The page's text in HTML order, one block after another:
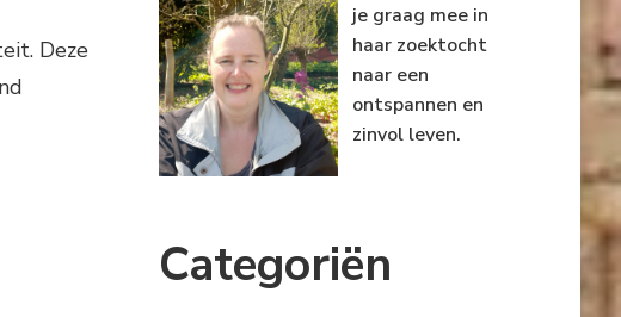
Deze
je graag mee in
haar zoektocht
naar een
ontspannen en
zinvol leven.
Categoriën